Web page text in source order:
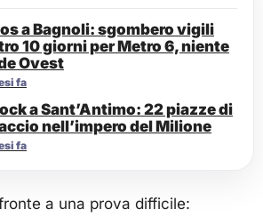
a Bagnoli: sgombero vigili
10 giorni per Metro 6, niente
Ovest
fa
a Sant’Antimo: 22 piazze di
nell’impero del Milione
fa
a una prova difficile: